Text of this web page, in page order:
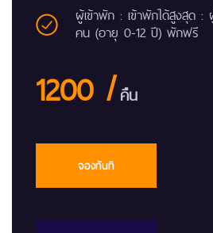
ผู้เข้าพัก : เข้าพักได้สูงสุด
คน (อายุ 0-12 ปี) พักฟรี
1200 /คืน
จองทันที